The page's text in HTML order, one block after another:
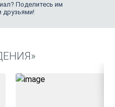
Поделитесь им
друзьями!